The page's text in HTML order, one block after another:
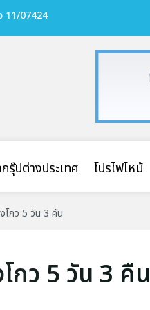
11/07424
รุ๊ปต่างประเทศ โปรไฟไหม้
โกว 5 วัน 3 คืน
กว 5 วัน 3 คืน